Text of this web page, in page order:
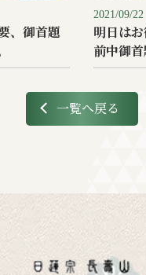
、御首題
2021/09/22
明日は
前中御首
一覧へ戻る